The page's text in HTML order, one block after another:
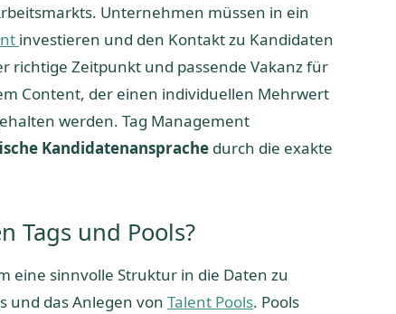
Unternehmen müssen in ein
investieren und den Kontakt zu Kandidaten
richtige Zeitpunkt und passende Vakanz für
Content, der einen individuellen Mehrwert
werden. Tag Management
Kandidatenansprache durch die exakte
Tags und Pools?
eine sinnvolle Struktur in die Daten zu
und das Anlegen von Talent Pools. Pools